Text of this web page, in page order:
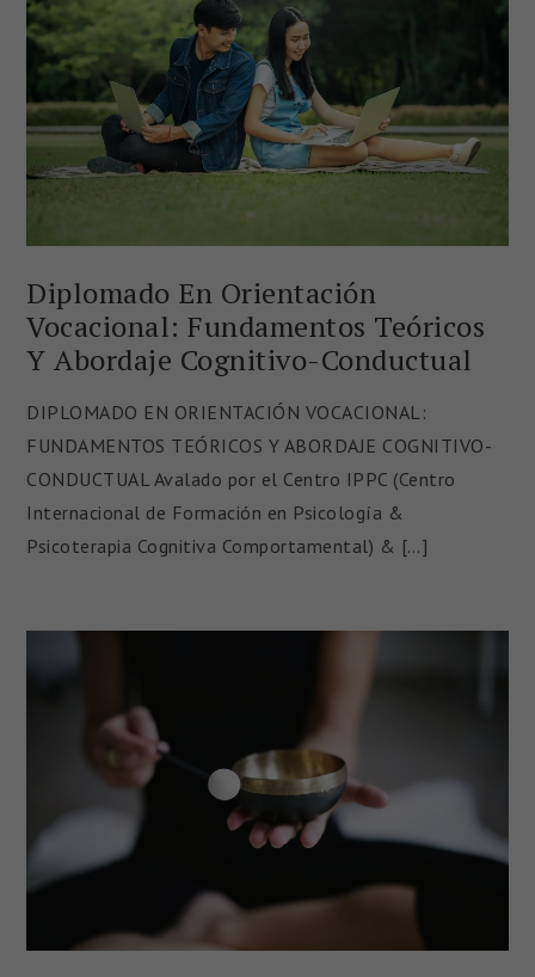
Diplomado En Orientación
Vocacional: Fundamentos Teóricos
Y Abordaje Cognitivo-Conductual
DIPLOMADO EN ORIENTACIÓN VOCACIONAL:
FUNDAMENTOS TEÓRICOS Y ABORDAJE COGNITIVO-
CONDUCTUAL Avalado por el Centro IPPC (Centro
Internacional de Formación en Psicología &
Psicoterapia Cognitiva Comportamental) & […]